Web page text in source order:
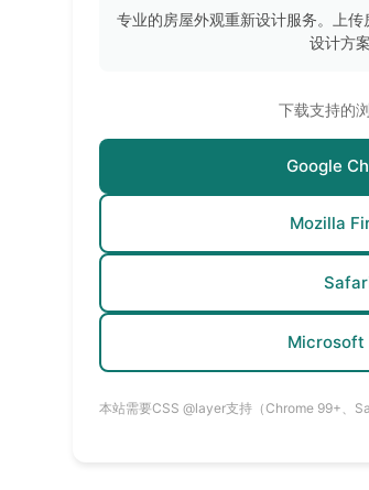
专业的房屋外观重新设计服务。上
设计方案
下载支持的
Google
Mozilla
Microsoft
本站需要CSS @layer支持（Chrome 99+、